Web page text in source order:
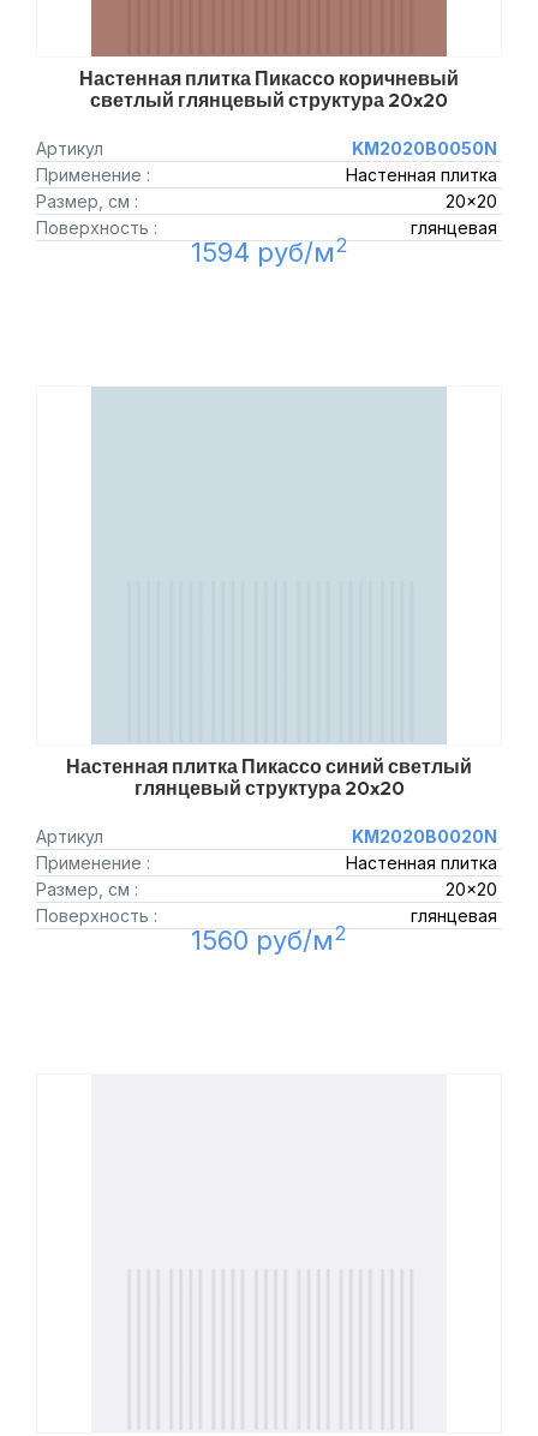
Настенная плитка Пикассо коричневый
светлый глянцевый структура 20x20
Артикул
KM2020B0050N
Применение :
Настенная плитка
Размер, см :
20x20
Поверхность :
глянцевая
1594 руб/м2
Настенная плитка Пикассо синий светлый
глянцевый структура 20x20
Артикул
KM2020B0020N
Применение :
Настенная плитка
Размер, см :
20x20
Поверхность :
глянцевая
1560 руб/м2